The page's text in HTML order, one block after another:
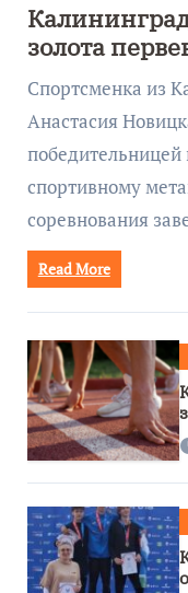
золота
метанию ножа
Спортсменка из
Анастасия
победительницей
спортивному
соревнования
Read More